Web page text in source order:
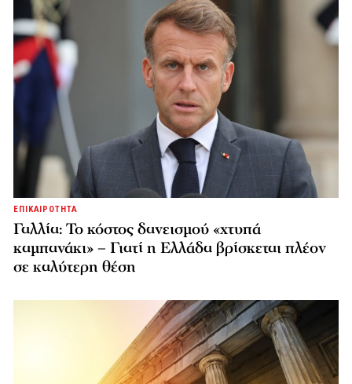
ΕΠΙΚΑΙΡΟΤΗΤΑ
Γαλλία: Το κόστος δανεισμού «χτυπά
καμπανάκι» – Γιατί η Ελλάδα βρίσκεται πλέον
σε καλύτερη θέση